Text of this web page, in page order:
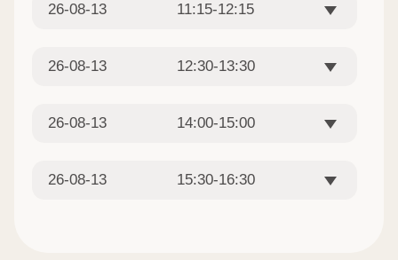
26-08-13 11:15-12:15
26-08-13 12:30-13:30
26-08-13 14:00-15:00
26-08-13 15:30-16:30